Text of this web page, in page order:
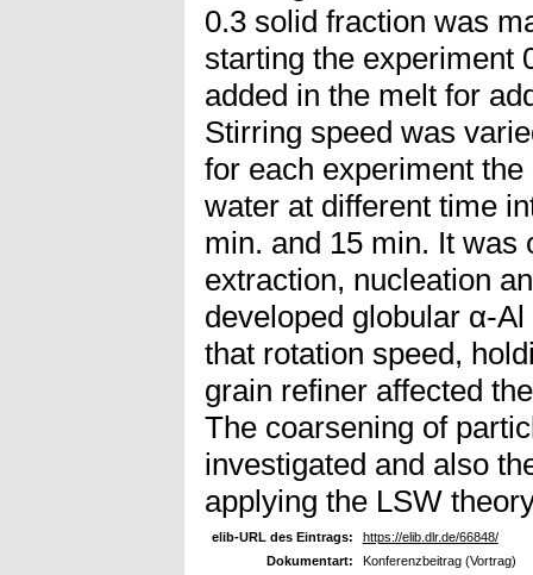
0.3 solid fraction was
starting the experiment
added in the melt for
Stirring speed was
for each experiment
water at different time
min. and 15 min. It was
extraction, nucleation
developed globular α-
that rotation speed,
grain refiner affected
The coarsening of
investigated and also
applying the LSW
elib-URL des Eintrags:
https://elib.dlr.de/66848/
Dokumentart:
Konferenzbeitrag (Vortrag)